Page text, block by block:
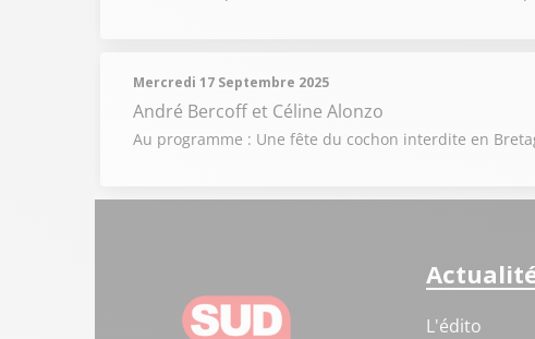
Mercredi 17 Septembre 2025
André Bercoff et Céline Alonzo
Au programme : Une fête du cochon interdite en
L'édito